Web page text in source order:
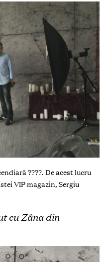
????. De acest lucru
VIP magazin, Sergiu
cu Zâna din